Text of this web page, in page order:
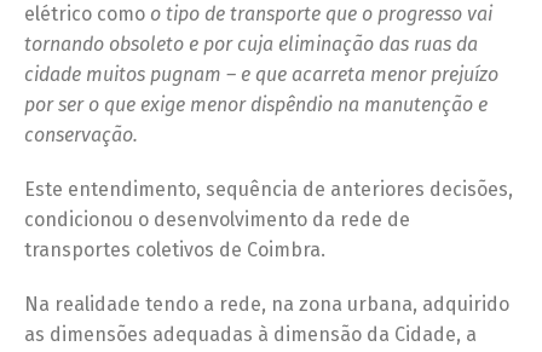
elétrico como o tipo de transporte que o progresso vai
tornando obsoleto e por cuja eliminação das ruas da
cidade muitos pugnam – e que acarreta menor prejuízo
por ser o que exige menor dispêndio na manutenção e
conservação.
Este entendimento, sequência de anteriores decisões,
condicionou o desenvolvimento da rede de
transportes coletivos de Coimbra.
Na realidade tendo a rede, na zona urbana, adquirido
as dimensões adequadas à dimensão da Cidade, a